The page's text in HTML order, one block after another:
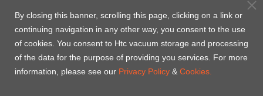
By closing this banner, scrolling this page, clicking on a link or
continuing navigation in any other way, you consent to the use
of cookies. You consent to Htc vacuum storage and processing
of the data for the purpose of providing you services. For more
information, please see our Privacy Policy & Cookies.